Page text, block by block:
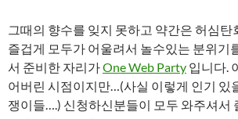
그때의 향수를 잊지 못하고 약간은 허심탄
즐겁게 모두가 어울려서 놀수있는 분위기
서 준비한 자리가One Web Party 입니다.
어버린 시점이지만…(사실 이렇게 인기 있
쟁이들….) 신청하신분들이 모두 와주셔서